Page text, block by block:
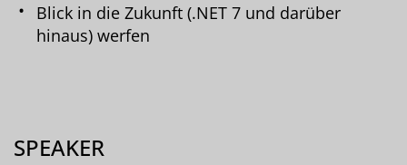
Blick in die Zukunft (.NET 7 und darüber
hinaus) werfen
SPEAKER